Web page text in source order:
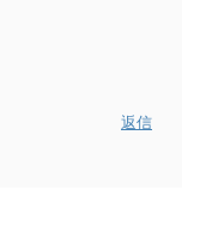
返信